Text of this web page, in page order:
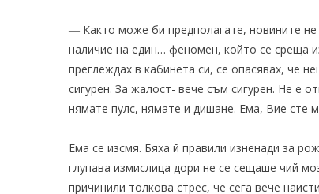
― Както може би предполагате, новините не
наличие на един… феномен, който се среща
преглеждах в кабинета си, се опасявах, че
сигурен. За жалост- вече съм сигурен. Не е
нямате пулс, нямате и дишане. Ема, Вие сте
Ема се изсмя. Бяха й правили изненади за
глупава измислица дори не се сещаше чий
причинили толкова стрес, че сега вече